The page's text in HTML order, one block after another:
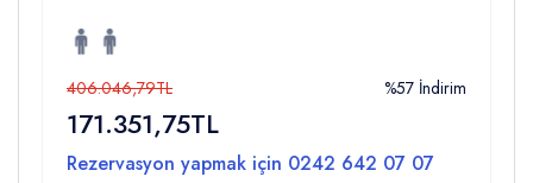
406.046,79TL %57 İndirim
171.351,75TL
Rezervasyon yapmak için 0242 642 07 07